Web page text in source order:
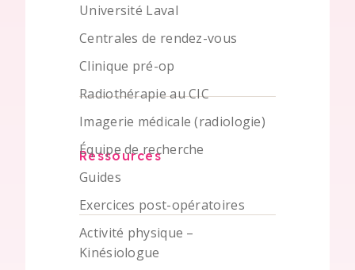
Université Laval
Centrales de rendez-vous
Clinique pré-op
Radiothérapie au CIC
Imagerie médicale (radiologie)
Équipe de recherche
Ressources
Guides
Exercices post-opératoires
Activité physique –
Kinésiologue